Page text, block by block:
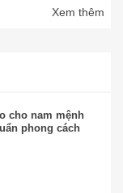
Xem thêm
cho nam mệnh
phong cách